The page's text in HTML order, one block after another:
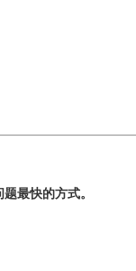
最快的方式。